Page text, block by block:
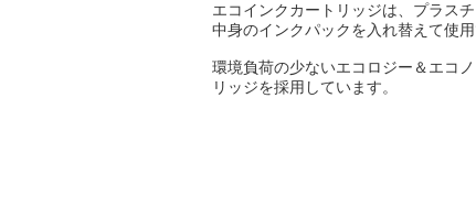
エコインクカートリッジは、プラス
中身のインクパックを入れ替えて使用
環境負荷の少ないエコロジー＆エコ
リッジを採用しています。